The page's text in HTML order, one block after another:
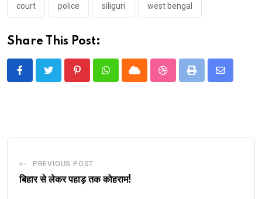
court police siliguri west bengal
Share This Post:
PinterestWhatsappCloud StumbleUpon
Print
Share
PREVIOUS POST
बिहार से लेकर पहाड़ तक कोहराम!